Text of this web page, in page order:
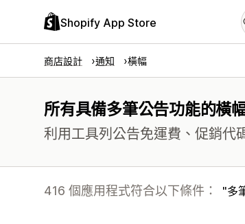
Shopify App Store
商店設計 通知 橫幅
所有具備多筆公告功能的橫
利用工具列公告免運費、促銷代
416 個應用程式符合以下條件： 多